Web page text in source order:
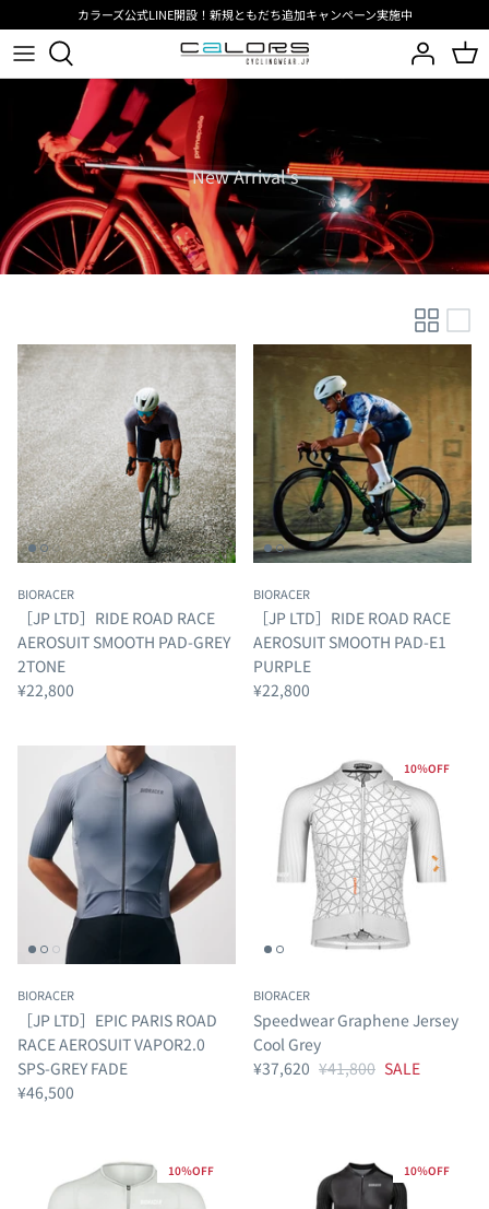
ン
テ
ン
カラーズ公式LINE開設！新規ともだち追加キャンペーン実施中
サイクリングウェア
アクセサリー
シーズン
スポーツ
サイクリングウェア
アクセサリー
インタークーラーコレクション
SPEEDWEAR CONCEPT
JAPAN LIMITED
BIORACER 26SS
RIDE BIBSHORTS
RIDE AEROSUIT
ReSkin
UAE Team Emirates XRG
Team TotalEnergies
Groupama FDJ United
Belgian cycling
BIORACER
PISSEI
ビオレーサーメディア
ブログ
ンタークーラー
Speedwear AeroLite Road Race Suit
Cool Grey
¥55,000
Black
¥55,000
New Arrival's
BIORACER
［JP LTD］RIDE ROAD RACE
AEROSUIT SMOOTH PAD-GREY
2TONE
¥22,800
BIORACER
［JP LTD］RIDE ROAD RACE
AEROSUIT SMOOTH PAD-E1
PURPLE
¥22,800
BIORACER
［JP LTD］EPIC PARIS ROAD
RACE AEROSUIT VAPOR2.0
SPS-GREY FADE
¥46,500
10％OFF
BIORACER
Speedwear Graphene Jersey
Cool Grey
¥37,620 ¥41,800 SALE
10％OFF 10％OFF